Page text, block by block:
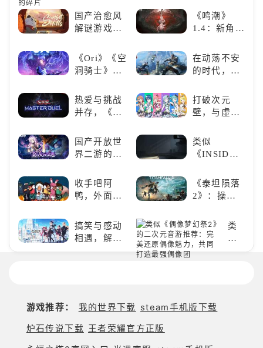
念
碑
解
谜
游
戏
荐：
体
验
浸
式
谜，
拾
片
线》
国产治愈风
解谜游戏
丘》
《鸣潮》
1.4：新角
情，全新冒
险体验！
《Ori》《空
洞骑士》
胞》横向对
比，不知道
在动荡不安
的时代，踏
热爱与挑战
并存，《游
决斗》，牌
佬都爱玩的
打破次元
壁，与虚拟
写音符物语
国产开放世
界二游的里
神》
类似
《INSIDE》
戏！快动起
你的小脑筋
收手吧阿
鸭，外面全
《泰坦陨落
2》：操控
未来战场；
跑酷突袭，
改写战斗格
搞笑与感动
相遇，解锁
多元化角色
类
似
《偶
游戏推荐： 我的世界下载 steam手机版下载
炉石传说下载 王者荣耀官方正版